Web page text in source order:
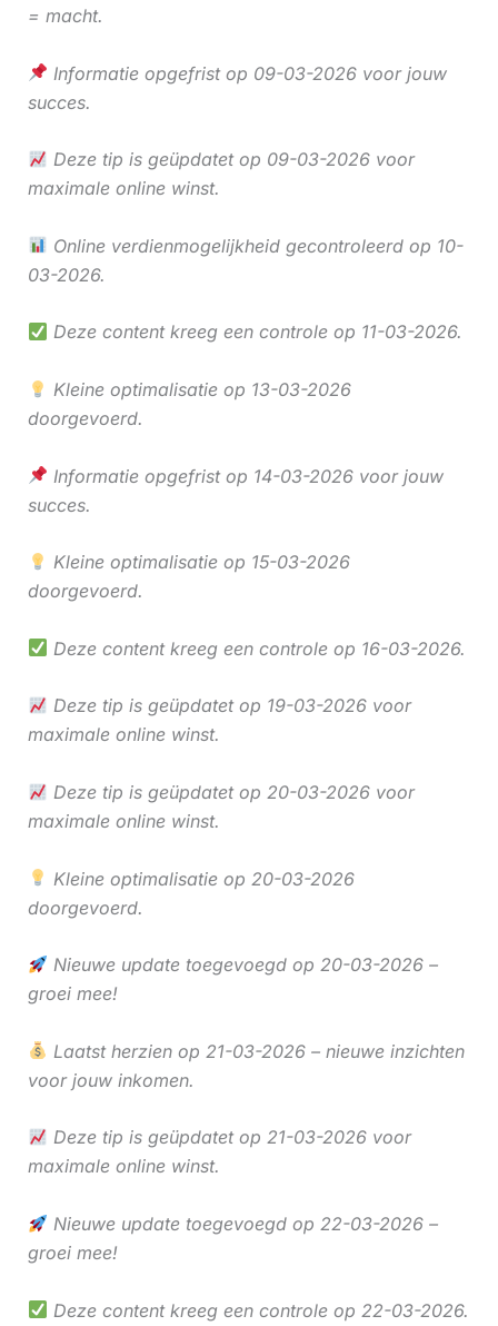
= macht.
Informatie opgefrist op 09-03-2026 voor jouw
succes.
Deze tip is geüpdatet op 09-03-2026 voor
maximale online winst.
Online verdienmogelijkheid gecontroleerd op 10-
03-2026.
Deze content kreeg een controle op 11-03-2026.
Kleine optimalisatie op 13-03-2026
doorgevoerd.
Informatie opgefrist op 14-03-2026 voor jouw
succes.
Kleine optimalisatie op 15-03-2026
doorgevoerd.
Deze content kreeg een controle op 16-03-2026.
Deze tip is geüpdatet op 19-03-2026 voor
maximale online winst.
Deze tip is geüpdatet op 20-03-2026 voor
maximale online winst.
Kleine optimalisatie op 20-03-2026
doorgevoerd.
Nieuwe update toegevoegd op 20-03-2026 –
groei mee!
Laatst herzien op 21-03-2026 – nieuwe inzichten
voor jouw inkomen.
Deze tip is geüpdatet op 21-03-2026 voor
maximale online winst.
Nieuwe update toegevoegd op 22-03-2026 –
groei mee!
Deze content kreeg een controle op 22-03-2026.